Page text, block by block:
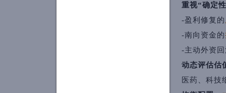
重视“确定
-盈利修复的
-南向资金的
-主动外资
动态评估估
医药、科技